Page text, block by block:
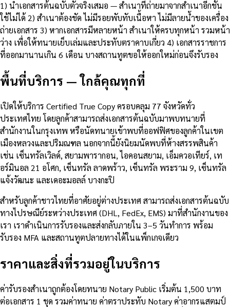
1) นำเอกสารต้นฉบับตัวจริงเสมอ — สำเนาที่ถ่ายมาจากสำเนาอีกชั้น
ใช้ไม่ได้ 2) สำเนาต้องชัด ไม่มีรอยพับทับเนื้อหา ไม่มีลายน้ำของเครื่อง
ถ่ายเอกสาร 3) หากเอกสารมีหลายหน้า สำเนาให้ครบทุกหน้า รวมหน้า
ว่าง เพื่อให้ทนายเย็บเล่มและประทับตราคาบเกี่ยว 4) เอกสารราชการ
ที่ออกมานานเกิน 6 เดือน บางสถานทูตขอให้ออกใหม่ก่อนจึงรับรอง
พื้นที่บริการ — ใกล้คุณทุกที่
เปิดให้บริการ Certified True Copy ครอบคลุม 77 จังหวัดทั่ว
ประเทศไทย โดยลูกค้าสามารถส่งเอกสารต้นฉบับมาพบทนายที่
สำนักงานในกรุงเทพ หรือนัดทนายเข้าพบที่ออฟฟิศของลูกค้าในเขต
เมืองหลวงและปริมณฑล นอกจากนี้ยังนิยมนัดพบที่ห้างสรรพสินค้า
เช่น เซ็นทรัลเวิลด์, สยามพารากอน, ไอคอนสยาม, เอ็มควอเทียร์, เท
อร์มินอล 21 อโศก, เซ็นทรัล ลาดพร้าว, เซ็นทรัล พระราม 9, เซ็นทรัล
แจ้งวัฒนะ และเดอะมอลล์ บางกะปิ
สำหรับลูกค้าชาวไทยที่อาศัยอยู่ต่างประเทศ สามารถส่งเอกสารต้นฉบับ
ทางไปรษณีย์ระหว่างประเทศ (DHL, FedEx, EMS) มาที่สำนักงานของ
เรา เราดำเนินการรับรองและส่งกลับภายใน 3–5 วันทำการ พร้อม
รับรอง MFA และสถานทูตปลายทางได้ในแพ็กเกจเดียว
ราคาและสิ่งที่รวมอยู่ในบริการ
ค่ารับรองสำเนาถูกต้องโดยทนาย Notary Public เริ่มต้น 1,500 บาท
ต่อเอกสาร 1 ชุด รวมค่าทนาย ค่าตราประทับ Notary ค่าอากรแสตมป์